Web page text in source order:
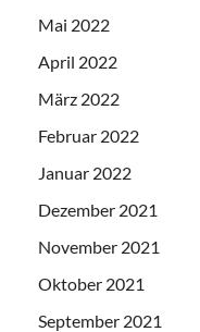
Mai 2022
April 2022
März 2022
Februar 2022
Januar 2022
Dezember 2021
November 2021
Oktober 2021
September 2021